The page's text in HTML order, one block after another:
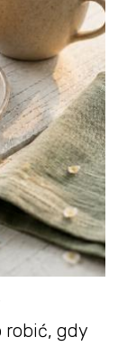
robić, gdy